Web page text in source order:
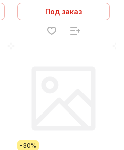
Под заказ
-30%